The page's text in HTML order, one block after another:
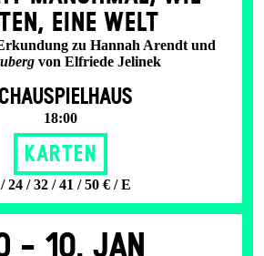
EINE WELT
zu Hannah Arendt und
von Elfriede Jelinek
18:00
Karten
24 / 32 / 41 / 50 € / E
- 10. Jan